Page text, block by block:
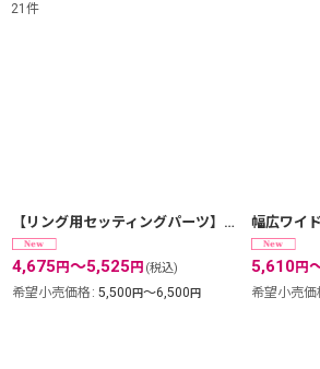
21 件
【リング用セッティングパーツ】透かしの光と影が美しい台座｜8mmストーンを入れられるリング [fil16r]
4,675 円～5,525 円 (税込)
希望小売価格 : 5,500円～6,500円
5,610円
希望小売価